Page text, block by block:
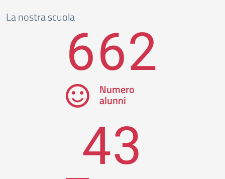
La nostra scuola662
Numero
alunni
43